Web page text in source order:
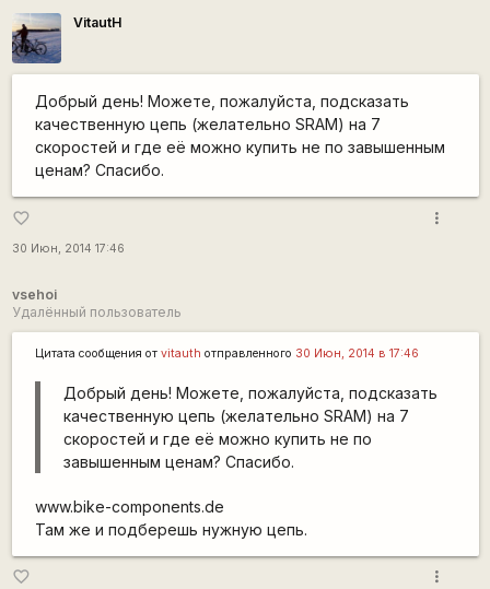
VitautH
Добрый день! Можете, пожалуйста, подсказать
качественную цепь (желательно SRAM) на 7
скоростей и где её можно купить не по завышенным
ценам? Спасибо.
favorite_border
30 Июн, 2014 17:46
more_vert
vsehoi
Удалённый пользователь
Цитата сообщения от vitauth отправленного 30 Июн, 2014 в 17:46
Добрый день! Можете, пожалуйста, подсказать
качественную цепь (желательно SRAM) на 7
скоростей и где её можно купить не по
завышенным ценам? Спасибо.
www.bike-components.de
Там же и подберешь нужную цепь.
favorite_border more_vert